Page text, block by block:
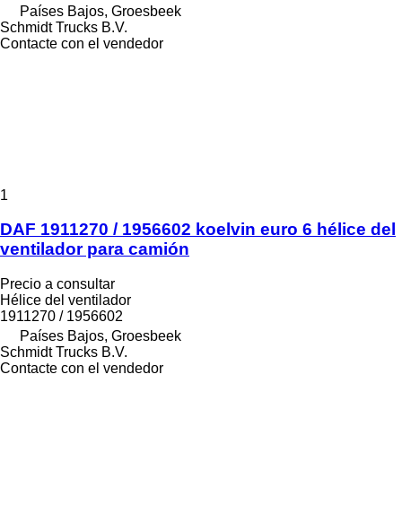
Países Bajos, Groesbeek
Schmidt Trucks B.V.
Contacte con el vendedor
1
DAF 1911270 / 1956602 koelvin euro 6 hélice del
ventilador para camión
Precio a consultar
Hélice del ventilador
1911270 / 1956602
Países Bajos, Groesbeek
Schmidt Trucks B.V.
Contacte con el vendedor